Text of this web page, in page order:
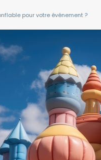
pour votre événement ?